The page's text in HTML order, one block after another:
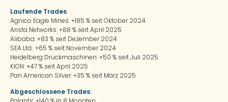
Laufende Trades
Agnico Eagle Mines: +185 % seit Oktober 2024
Arista Networks: +88 % seit April 2025
Alibaba: +83 % seit Dezember 2024
SEA Ltd.: +65 % seit November 2024
Heidelberg Druckmaschinen: +50 % seit Juli 2025
KION: +47 % seit April 2025
Pan American Silver: +35 % seit März 2025
Abgeschlossene Trades: